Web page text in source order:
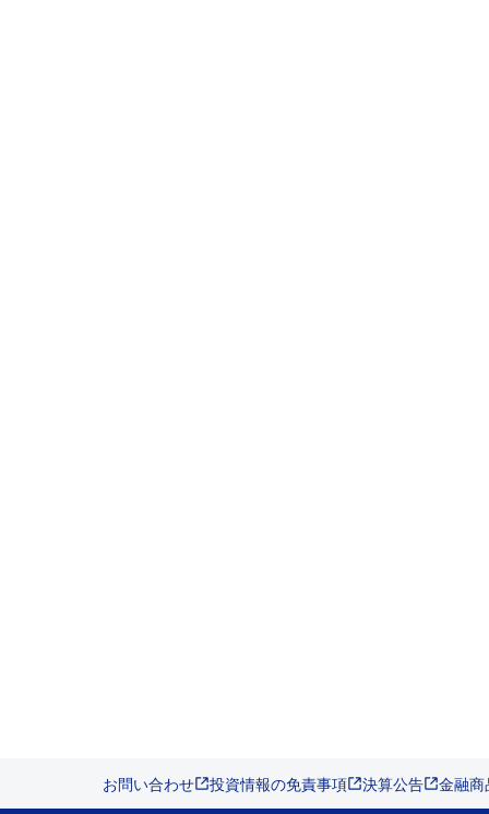
お問い合わせ 投資情報の免責事項 決算公告 金融